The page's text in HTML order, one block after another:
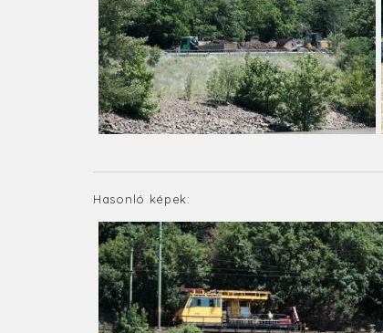
Hasonló képek: